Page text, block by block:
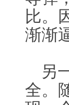
比。
渐渐
另
全。